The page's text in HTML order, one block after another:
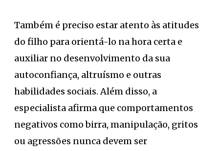
Também é preciso estar atento às atitudes
do filho para orientá-lo na hora certa e
auxiliar no desenvolvimento da sua
autoconfiança, altruísmo e outras
habilidades sociais. Além disso, a
especialista afirma que comportamentos
negativos como birra, manipulação, gritos
ou agressões nunca devem ser